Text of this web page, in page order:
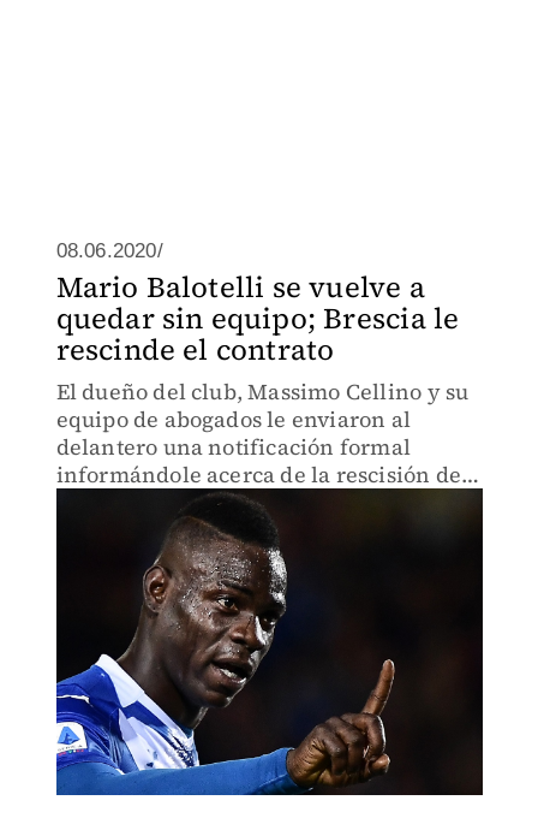
08.06.2020/
Mario Balotelli se vuelve a
quedar sin equipo; Brescia le
rescinde el contrato
El dueño del club, Massimo Cellino y su
equipo de abogados le enviaron al
delantero una notificación formal
informándole acerca de la rescisión de